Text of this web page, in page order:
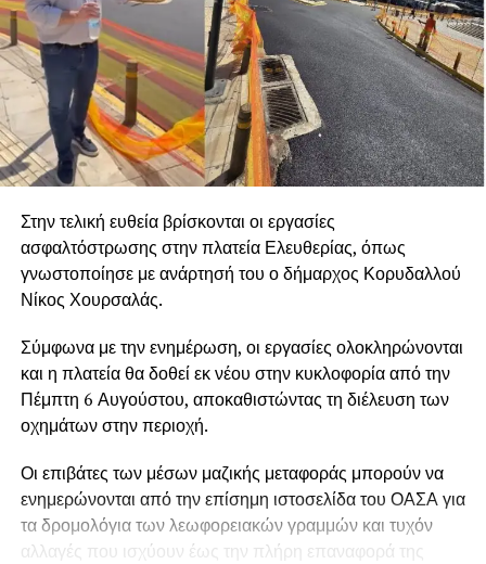
Στην τελική ευθεία βρίσκονται οι εργασίες
ασφαλτόστρωσης στην πλατεία Ελευθερίας, όπως
γνωστοποίησε με ανάρτησή του ο δήμαρχος Κορυδαλλού
Νίκος Χουρσαλάς.
Σύμφωνα με την ενημέρωση, οι εργασίες ολοκληρώνονται
και η πλατεία θα δοθεί εκ νέου στην κυκλοφορία από την
Πέμπτη 6 Αυγούστου, αποκαθιστώντας τη διέλευση των
οχημάτων στην περιοχή.
Οι επιβάτες των μέσων μαζικής μεταφοράς μπορούν να
ενημερώνονται από την επίσημη ιστοσελίδα του ΟΑΣΑ για
τα δρομολόγια των λεωφορειακών γραμμών και τυχόν
αλλαγές που ισχύουν έως την πλήρη επαναφορά της